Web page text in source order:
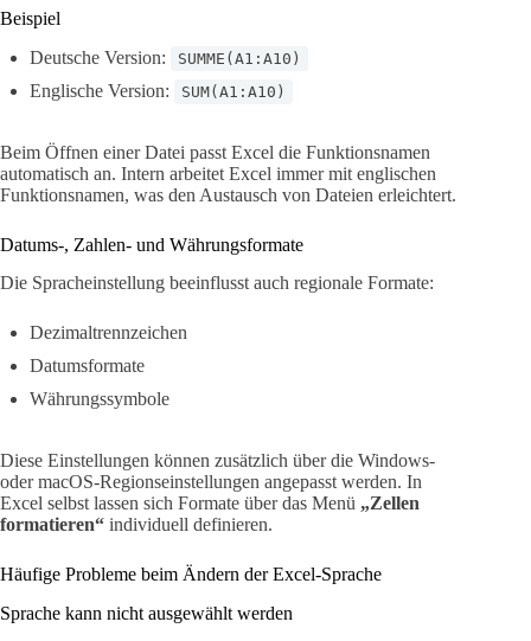
Beispiel
Deutsche Version:
SUMME(A1:A10)
Englische Version: SUM(A1:A10)
Beim Öffnen einer Datei passt Excel die Funktionsnamen
automatisch an. Intern arbeitet Excel immer mit englischen
Funktionsnamen, was den Austausch von Dateien erleichtert.
Datums-, Zahlen- und Währungsformate
Die Spracheinstellung beeinflusst auch regionale Formate:
Dezimaltrennzeichen
Datumsformate
Währungssymbole
Diese Einstellungen können zusätzlich über die Windows-
oder macOS-Regionseinstellungen angepasst werden. In
Excel selbst lassen sich Formate über das Menü „Zellen
formatieren“ individuell definieren.
Häufige Probleme beim Ändern der Excel-Sprache
Sprache kann nicht ausgewählt werden